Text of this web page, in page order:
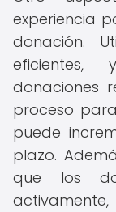
experiencia
donación.
donaciones
proceso
puede
plazo.
que los